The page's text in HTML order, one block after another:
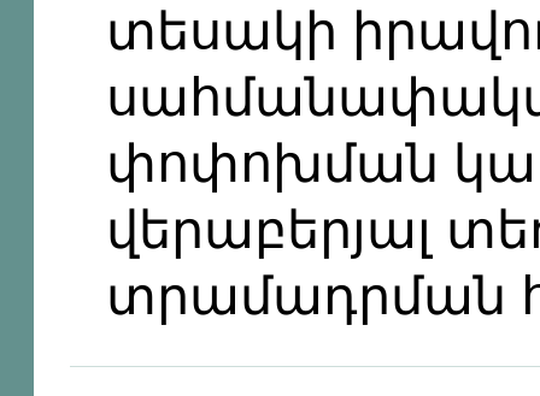
տեսակի
փոփոխման
վերաբերյալ
տրամադրման